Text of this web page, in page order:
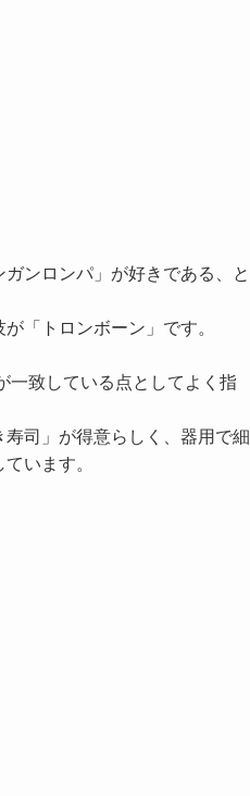
ンロンパ」が好きである、と
「トロンボーン」です。
一致している点としてよく指
司」が得意らしく、器用で細
います。